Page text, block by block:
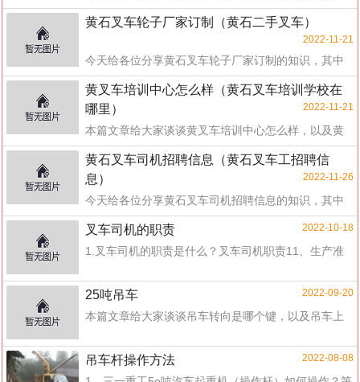
也会对黄石汽车修理厂进行解释，如果能碰巧解决你
现在...
黄石叉车轮子厂家订制（黄石二手叉车）
2022-11-21
今天给各位分享黄石叉车轮子厂家订制的知识，其中
也会对黄石二手叉车进行解释，如果能碰巧解决你现
在面...
黄叉车培训中心怎么样（黄石叉车培训学校在
哪里）
2022-11-21
本篇文章给大家谈谈黄叉车培训中心怎么样，以及黄
石叉车培训学校在哪里对应的知识点，希望对各位有
所帮...
黄石叉车司机招聘信息（黄石叉车工招聘信
息）
2022-11-26
今天给各位分享黄石叉车司机招聘信息的知识，其中
也会对黄石叉车工招聘信息进行解释，如果能碰巧解
决你...
叉车司机的职责 2022-10-18
1.叉车司机的职责是什么？叉车司机职责11、生产准
求、方向是否灵活、燃料润滑油是否符合规...
25吨吊车 2022-09-20
本篇文章给大家谈谈吊车转向是哪个键，以及吊车上
助，不要忘了收藏本站喔。吊车出租电话40...
吊车杆操作方法 2022-08-08